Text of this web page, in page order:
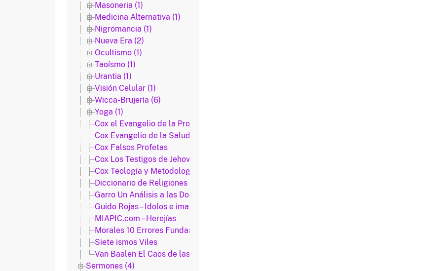
Masoneria (1)
Medicina Alternativa (1)
Nigromancia (1)
Nueva Era (2)
Ocultismo (1)
Taoísmo (1)
Urantia (1)
Visión Celular (1)
Wicca-Brujería (6)
Yoga (1)
Cox el Evangelio de la Prosperidad
Cox Evangelio de la Salud
Cox Falsos Profetas
Cox Los Testigos de Jehová
Cox Teología y Metodología de Paul Yonggi Cho
Diccionario de Religiones y Sectas
Garro Un Análisis a las Doctrinas Falsas
Guido Rojas – Idolos e imagenes sagradas
MIAPIC.com – Herejías
Morales 10 Errores Fundamentales de los Adventistas del Séptimo día (no file)
Siete ismos Viles
Van Baalen El Caos de las Sectas
Sermones (4)